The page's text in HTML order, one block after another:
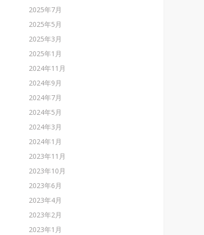
2025年7月
2025年5月
2025年3月
2025年1月
2024年11月
2024年9月
2024年7月
2024年5月
2024年3月
2024年1月
2023年11月
2023年10月
2023年6月
2023年4月
2023年2月
2023年1月